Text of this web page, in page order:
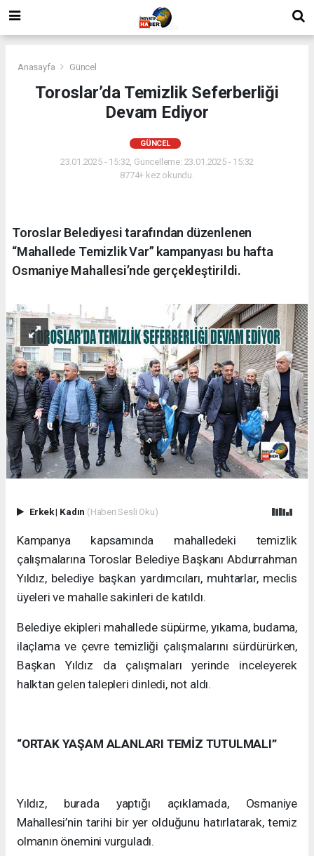
Anasayfa Güncel
Toroslar’da Temizlik Seferberliği
Devam Ediyor
GÜNCEL
23.01.2025 - 15:32, Güncelleme: 23.01.2025 - 15:32
8774+ kez okundu.
Toroslar Belediyesi tarafından düzenlenen
“Mahallede Temizlik Var” kampanyası bu hafta
Osmaniye Mahallesi’nde gerçekleştirildi.
Erkek| Kadın (Haberi Sesli Oku)
Kampanya kapsamında mahalledeki temizlik
çalışmalarına Toroslar Belediye Başkanı Abdurrahman
Yıldız, belediye başkan yardımcıları, muhtarlar, meclis
üyeleri ve mahalle sakinleri de katıldı.
Belediye ekipleri mahallede süpürme, yıkama, budama,
ilaçlama ve çevre temizliği çalışmalarını sürdürürken,
Başkan Yıldız da çalışmaları yerinde inceleyerek
halktan gelen talepleri dinledi, not aldı.
“ORTAK YAŞAM ALANLARI TEMİZ TUTULMALI’’
Yıldız, burada yaptığı açıklamada, Osmaniye
Mahallesi’nin tarihi bir yer olduğunu hatırlatarak, temiz
olmanın önemini vurguladı.